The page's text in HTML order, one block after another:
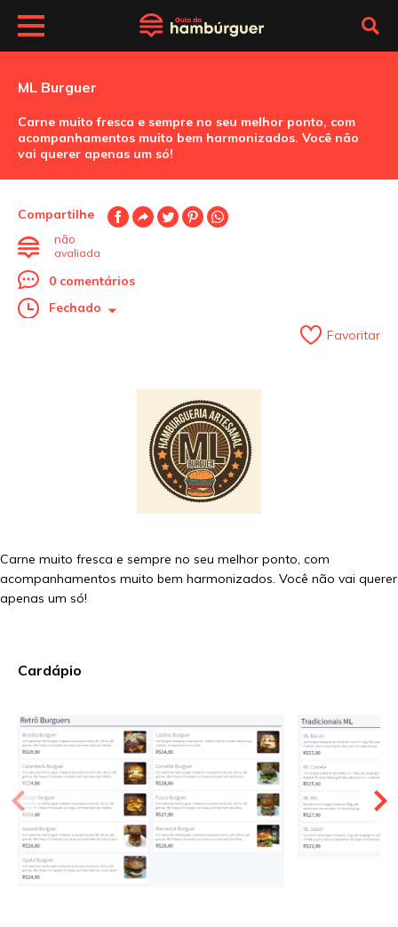
ML Burguer
Carne muito fresca e sempre no seu melhor ponto, com
acompanhamentos muito bem harmonizados. Você não
vai querer apenas um só!
Compartilhe
não
avaliada
0 comentários
Fechado
Favoritar
Carne muito fresca e sempre no seu melhor ponto, com
acompanhamentos muito bem harmonizados. Você não vai querer
apenas um só!
Cardápio